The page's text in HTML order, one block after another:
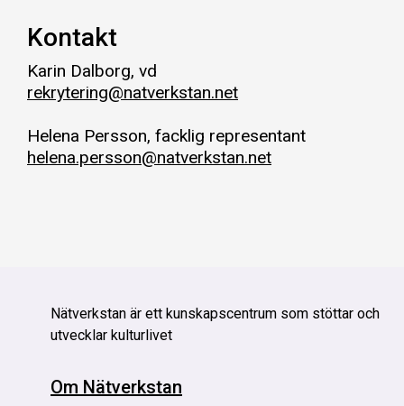
Kontakt
Karin Dalborg, vd
rekrytering@natverkstan.net
Helena Persson, facklig representant
helena.persson@natverkstan.net
Nätverkstan är ett kunskapscentrum som stöttar och
utvecklar kulturlivet
Om Nätverkstan